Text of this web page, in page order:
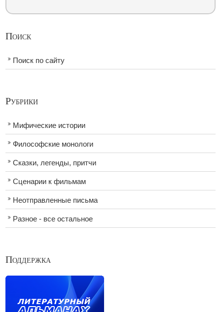
Поиск
Поиск по сайту
Рубрики
Мифические истории
Философские монологи
Сказки, легенды, притчи
Сценарии к фильмам
Неотправленные письма
Разное - все остальное
Поддержка